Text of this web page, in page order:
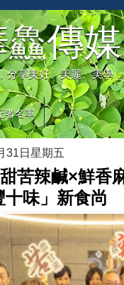
傳媒
分享美好、美麗、美學
者名單
31日星期五
苦辣鹹×鮮香
十味」新食尚